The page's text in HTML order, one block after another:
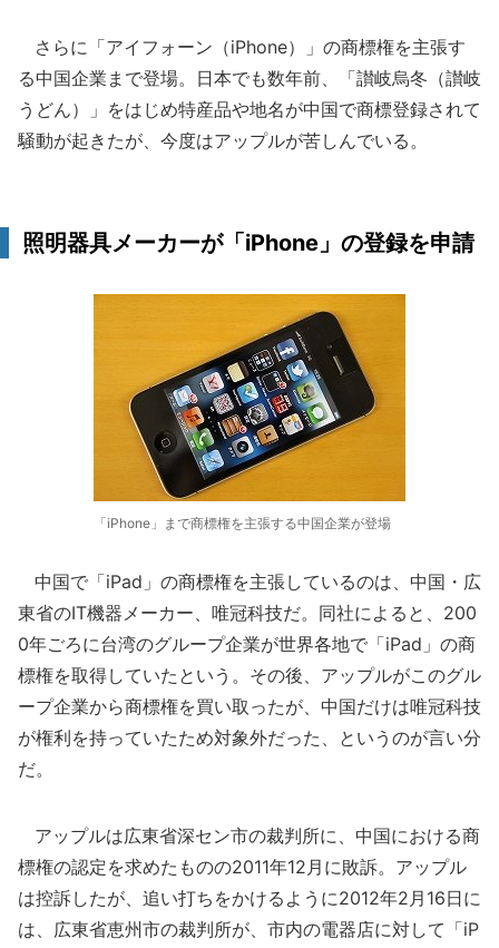
さらに「アイフォーン（iPhone）」の商標権を主張す
る中国企業まで登場。日本でも数年前、「讃岐烏冬（讃岐
うどん）」をはじめ特産品や地名が中国で商標登録されて
騒動が起きたが、今度はアップルが苦しんでいる。
照明器具メーカーが「iPhone」の登録を申請
「iPhone」まで商標権を主張する中国企業が登場
中国で「iPad」の商標権を主張しているのは、中国・広
東省のIT機器メーカー、唯冠科技だ。同社によると、200
0年ごろに台湾のグループ企業が世界各地で「iPad」の商
標権を取得していたという。その後、アップルがこのグル
ープ企業から商標権を買い取ったが、中国だけは唯冠科技
が権利を持っていたため対象外だった、というのが言い分
だ。
アップルは広東省深セン市の裁判所に、中国における商
標権の認定を求めたものの2011年12月に敗訴。アップル
は控訴したが、追い打ちをかけるように2012年2月16日に
は、広東省恵州市の裁判所が、市内の電器店に対して「iP